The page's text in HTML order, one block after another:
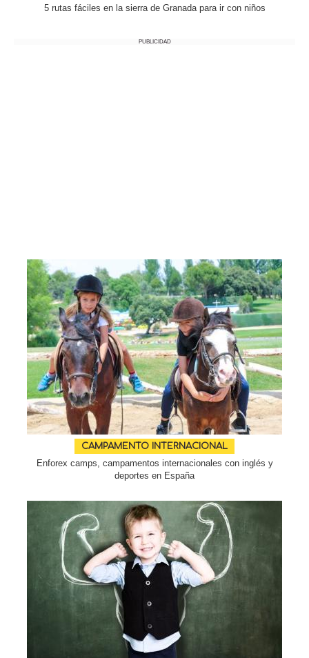
5 rutas fáciles en la sierra de Granada para ir con niños
PUBLICIDAD
CAMPAMENTO INTERNACIONAL
Enforex camps, campamentos internacionales con inglés y
deportes en España